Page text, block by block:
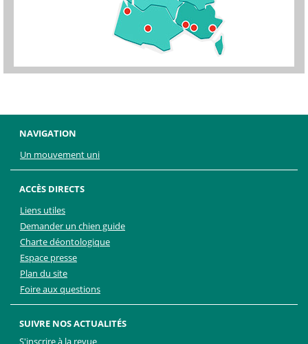
NAVIGATION
Un mouvement uni
ACCÈS DIRECTS
Liens utiles
Demander un chien guide
Charte déontologique
Espace presse
Plan du site
Foire aux questions
SUIVRE NOS ACTUALITÉS
S'inscrire à la revue